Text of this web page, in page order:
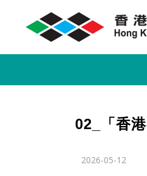
02_「香
2026-05-12